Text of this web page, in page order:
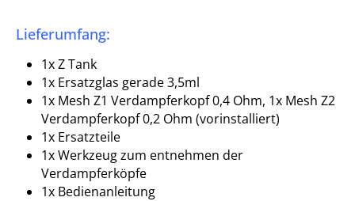
Lieferumfang:
1x Z Tank
1x Ersatzglas gerade 3,5ml
1x Mesh Z1 Verdampferkopf 0,4 Ohm, 1x Mesh Z2
Verdampferkopf 0,2 Ohm (vorinstalliert)
1x Ersatzteile
1x Werkzeug zum entnehmen der
Verdampferköpfe
1x Bedienanleitung